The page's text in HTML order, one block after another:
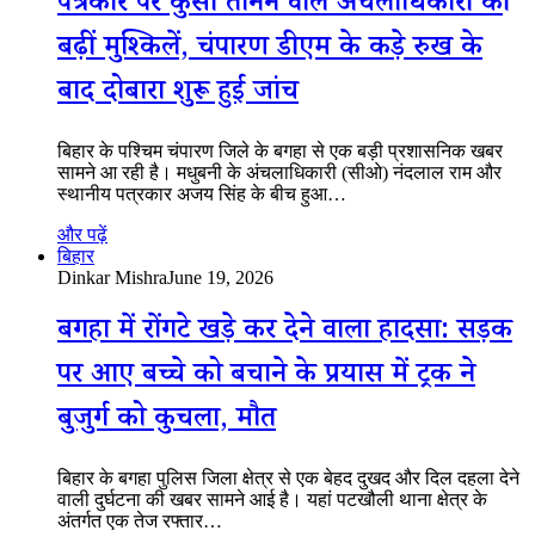
बढ़ीं मुश्किलें, चंपारण डीएम के कड़े रुख के
बाद दोबारा शुरू हुई जांच
बिहार के पश्चिम चंपारण जिले के बगहा से एक बड़ी प्रशासनिक खबर
सामने आ रही है। मधुबनी के अंचलाधिकारी (सीओ) नंदलाल राम और
स्थानीय पत्रकार अजय सिंह के बीच हुआ…
और पढ़ें
बिहार
Dinkar MishraJune 19, 2026
बगहा में रोंगटे खड़े कर देने वाला हादसा: सड़क
पर आए बच्चे को बचाने के प्रयास में ट्रक ने
बुजुर्ग को कुचला, मौत
बिहार के बगहा पुलिस जिला क्षेत्र से एक बेहद दुखद और दिल दहला देने
वाली दुर्घटना की खबर सामने आई है। यहां पटखौली थाना क्षेत्र के
अंतर्गत एक तेज रफ्तार…